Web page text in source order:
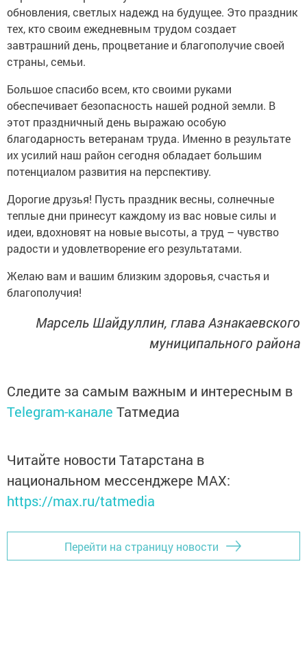
обновления, светлых надежд на будущее. Это праздник
тех, кто своим ежедневным трудом создает
завтрашний день, процветание и благополучие своей
страны, семьи.
Большое спасибо всем, кто своими руками
обеспечивает безопасность нашей родной земли. В
этот праздничный день выражаю особую
благодарность ветеранам труда. Именно в результате
их усилий наш район сегодня обладает большим
потенциалом развития на перспективу.
Дорогие друзья! Пусть праздник весны, солнечные
теплые дни принесут каждому из вас новые силы и
идеи, вдохновят на новые высоты, а труд – чувство
радости и удовлетворение его результатами.
Желаю вам и вашим близким здоровья, счастья и
благополучия!
Марсель Шайдуллин, глава Азнакаевского
муниципального района
Следите за самым важным и интересным в
Telegram-канале Татмедиа
Читайте новости Татарстана в
национальном мессенджере MАХ:
https://max.ru/tatmedia
Перейти на страницу новости